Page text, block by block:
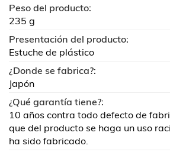
Peso del producto:
235 g
Presentación del producto:
Estuche de plástico
¿Donde se fabrica?:
Japón
¿Qué garantía tiene?:
10 años contra todo defecto de
que del producto se haga un uso
ha sido fabricado.